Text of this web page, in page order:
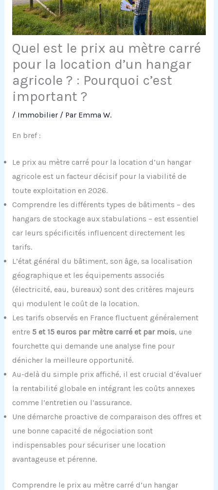
Quel est le prix au mètre carré
pour la location d’un hangar
agricole ? : Pourquoi c’est
important ?
/ Immobilier/ Par Emma W.
En bref :
Le prix au mètre carré pour la location d’un hangar
agricole est un facteur décisif pour la viabilité de
toute exploitation en 2026.
Comprendre les différents types de bâtiments – des
hangars de stockage aux stabulations – est essentiel
car leurs spécificités influencent directement les
tarifs.
L’état général du bâtiment, son âge, sa localisation
géographique et les équipements associés
(électricité, eau, bureaux) sont des critères majeurs
qui modulent le coût de la location.
Les tarifs observés en France fluctuent généralement
entre 5 et 15 euros par mètre carré et par mois, une
fourchette qui demande une analyse fine pour
dénicher la meilleure opportunité.
Au-delà du simple prix affiché, il est crucial d’évaluer
la rentabilité globale en intégrant les coûts annexes
comme l’entretien ou l’assurance.
Une démarche proactive de comparaison des offres et
une bonne capacité de négociation sont
indispensables pour sécuriser une location
avantageuse et pérenne.
Comprendre le prix au mètre carré d’un hangar